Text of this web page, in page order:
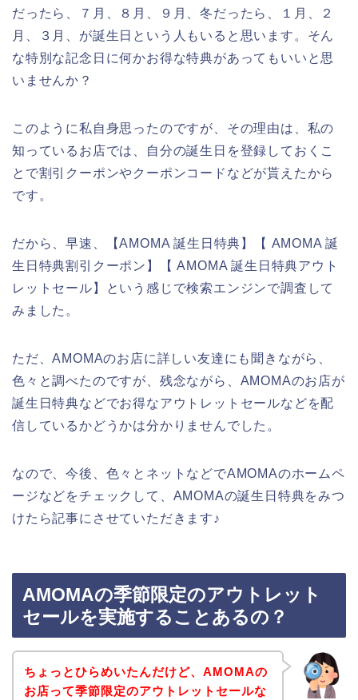
だったら、７月、８月、９月、冬だったら、１月、２
月、３月、が誕生日という人もいると思います。そん
な特別な記念日に何かお得な特典があってもいいと思
いませんか？
このように私自身思ったのですが、その理由は、私の
知っているお店では、自分の誕生日を登録しておくこ
とで割引クーポンやクーポンコードなどが貰えたから
です。
だから、早速、【AMOMA 誕生日特典】【 AMOMA 誕
生日特典割引クーポン】【 AMOMA 誕生日特典アウト
レットセール】という感じで検索エンジンで調査して
みました。
ただ、AMOMAのお店に詳しい友達にも聞きながら、
色々と調べたのですが、残念ながら、AMOMAのお店が
誕生日特典などでお得なアウトレットセールなどを配
信しているかどうかは分かりませんでした。
なので、今後、色々とネットなどでAMOMAのホームペ
ージなどをチェックして、AMOMAの誕生日特典をみつ
けたら記事にさせていただきます♪
AMOMAの季節限定のアウトレット
セールを実施することあるの？
ちょっとひらめいたんだけど、AMOMAの
お店って季節限定のアウトレットセールな